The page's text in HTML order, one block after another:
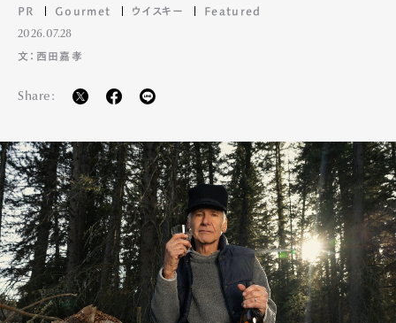
PR Gourmet ウイスキー Featured
2026.07.28
文：西田嘉孝
Share: